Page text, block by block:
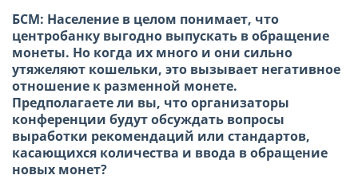
БСМ: Население в целом понимает, что
центробанку выгодно выпускать в обращение
монеты. Но когда их много и они сильно
утяжеляют кошельки, это вызывает негативное
отношение к разменной монете.
Предполагаете ли вы, что организаторы
конференции будут обсуждать вопросы
выработки рекомендаций или стандартов,
касающихся количества и ввода в обращение
новых монет?